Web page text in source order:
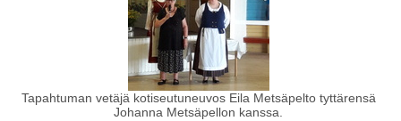
Tapahtuman vetäjä kotiseutuneuvos Eila Metsäpelto tyttärensä
Johanna Metsäpellon kanssa.